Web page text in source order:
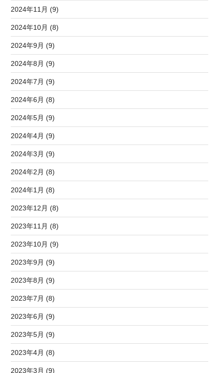
2024年11月 (9)
2024年10月 (8)
2024年9月 (9)
2024年8月 (9)
2024年7月 (9)
2024年6月 (8)
2024年5月 (9)
2024年4月 (9)
2024年3月 (9)
2024年2月 (8)
2024年1月 (8)
2023年12月 (8)
2023年11月 (8)
2023年10月 (9)
2023年9月 (9)
2023年8月 (9)
2023年7月 (8)
2023年6月 (9)
2023年5月 (9)
2023年4月 (8)
2023年3月 (9)